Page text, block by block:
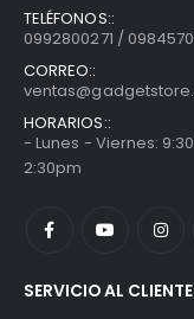
TELÉFONOS::
0992800271 /
CORREO::
HORARIOS::
- Lunes - Viernes:
2:30pm
SERVICIO AL CLIENTE